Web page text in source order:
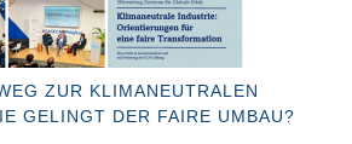
ZUR KLIMANEUTRALEN
GELINGT DER FAIRE UMBAU?